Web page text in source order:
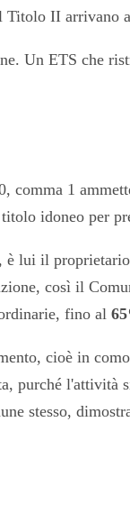
Titolo II arrivano
Un ETS che
comma 1
idoneo per
lui il
così il
fino al
cioè in
l'attività
stesso,